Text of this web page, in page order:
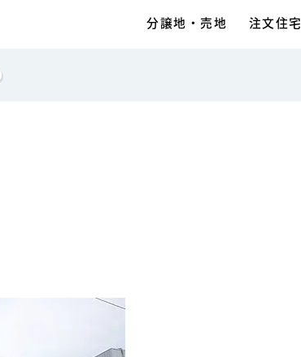
分譲地・売地 注文住宅